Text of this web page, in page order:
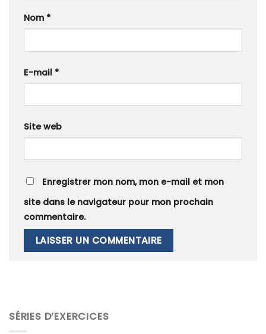
SÉRIES D’EXERCICES
Nom *
E-mail *
Site web
Enregistrer mon nom, mon e-mail et mon
site dans le navigateur pour mon prochain
commentaire.